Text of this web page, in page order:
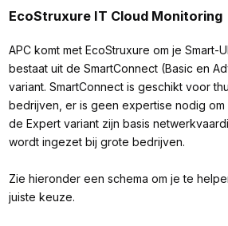
EcoStruxure IT Cloud Monitoring
APC komt met EcoStruxure om je Smart-
bestaat uit de SmartConnect (Basic en
variant. SmartConnect is geschikt voor
bedrijven, er is geen expertise nodig
de Expert variant zijn basis
wordt ingezet bij grote bedrijven.
Zie hieronder een schema om je te
juiste keuze.